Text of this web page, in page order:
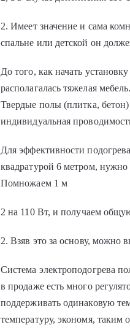
2. Имеет значение и сама
спальне или детской он
До того, как начать
располагалась тяжелая
Твердые полы (плитка,
индивидуальная
Для эффективности
квадратурой 6 метром, нужно
Помножаем 1 м
2 на 110 Вт, и получаем
2. Взяв это за основу, можно
Система электроподогрева
в продаже есть много
поддерживать одинаковую
температуру, экономя, таким